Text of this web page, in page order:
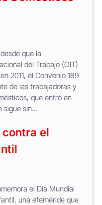
que la
del Trabajo (OIT)
2011, el Convenio 189
de las trabajadoras y
que entró en
sigue sin...
contra el
el Día Mundial
una efeméride que